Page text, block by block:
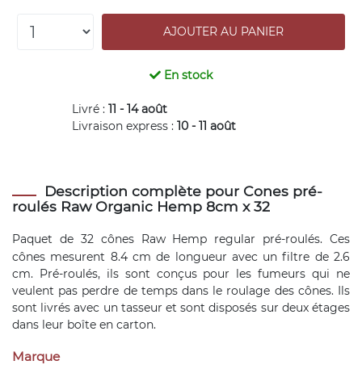
En stock
Livré : 11 - 14 août
Livraison express : 10 - 11 août
Description complète pour Cones pré-
roulés Raw Organic Hemp 8cm x 32
Paquet de 32 cônesRaw Hemp regular pré-roulés. Ces
cônes mesurent 8.4 cm de longueur avec un filtre de 2.6
cm. Pré-roulés, ils sont conçus pour les fumeurs qui ne
veulent pas perdre de temps dans le roulage des cônes. Ils
sont livrés avec un tasseur et sont disposés sur deux étages
dans leur boîte en carton.
Marque